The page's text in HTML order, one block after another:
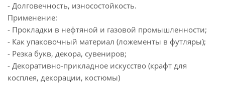
- Долговечность, износостойкость.
Применение:
- Прокладки в нефтяной и газовой промышленности;
- Как упаковочный материал (ложементы в футляры);
- Резка букв, декора, сувениров;
- Декоративно-прикладное искусство (крафт для
косплея, декорации, костюмы)